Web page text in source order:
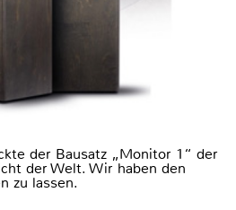
der Bausatz „Monitor 1“ der
der Welt. Wir haben den
zu lassen.